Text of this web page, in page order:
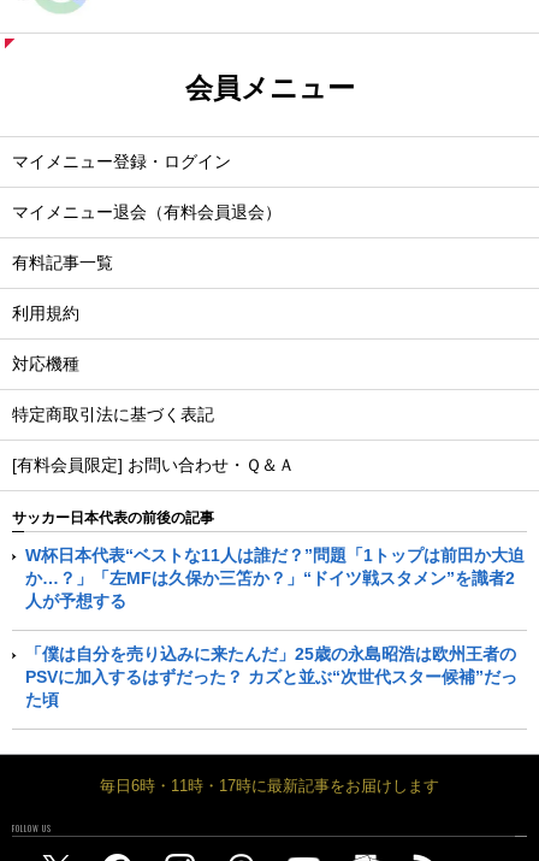
会員メニュー
マイメニュー登録・ログイン
マイメニュー退会（有料会員退会）
有料記事一覧
利用規約
対応機種
特定商取引法に基づく表記
[有料会員限定] お問い合わせ・Ｑ＆Ａ
サッカー日本代表の前後の記事
W杯日本代表“ベストな11人は誰だ？”問題「1トップは前田か大迫
か…？」「左MFは久保か三笘か？」“ドイツ戦スタメン”を識者2
人が予想する
「僕は自分を売り込みに来たんだ」25歳の永島昭浩は欧州王者の
PSVに加入するはずだった？ カズと並ぶ“次世代スター候補”だっ
た頃
毎日6時・11時・17時に最新記事をお届けします
FOLLOW US